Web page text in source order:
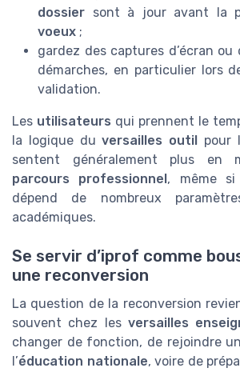
dossier sont à jour avant la
voeux ;
gardez des captures d’écran
démarches, en particulier lors
validation.
Les utilisateurs qui prennent le
la logique duversailles outil pour
sentent généralement plus en
parcours professionnel, même
dépend de nombreux
académiques.
Se servir d’iprof comme
une reconversion
La question de la reconversion
souvent chez les versailles
changer de fonction, de rejoindre
l’éducation nationale, voire de